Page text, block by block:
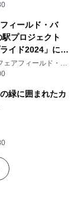
ィールド・バ
プロジェクト
イド2024」に共
アフィールド・バ
ロジェクト
緑に囲まれたカ